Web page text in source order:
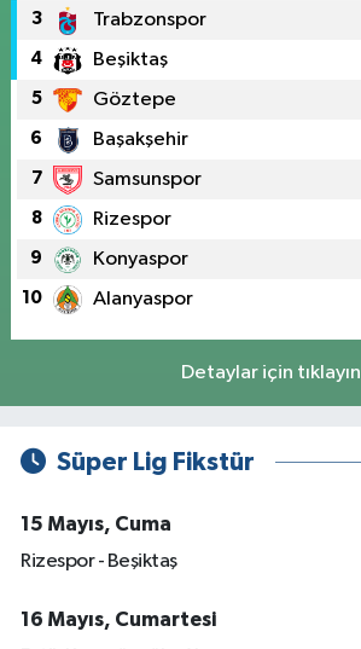
3 Trabzonspor
4 Beşiktaş
5 Göztepe
6 Başakşehir
7 Samsunspor
8 Rizespor
9 Konyaspor
10 Alanyaspor
Detaylar için tıklayın
Süper Lig Fikstür
15 Mayıs, Cuma
Rizespor - Beşiktaş
16 Mayıs, Cumartesi